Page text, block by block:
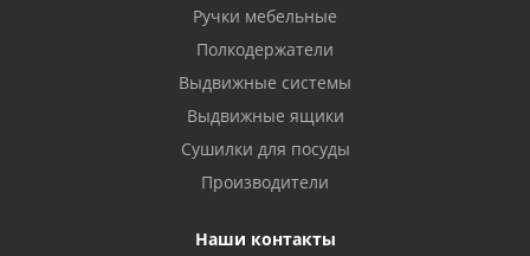
Ручки мебельные
Полкодержатели
Выдвижные системы
Выдвижные ящики
Сушилки для посуды
Производители
Наши контакты